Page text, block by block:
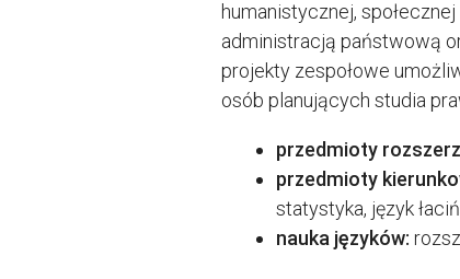
humanistycznej,
administracją państwową
projekty zespołowe
osób planujących studia
przedmioty
przedmioty
statystyka, język
nauka języków: